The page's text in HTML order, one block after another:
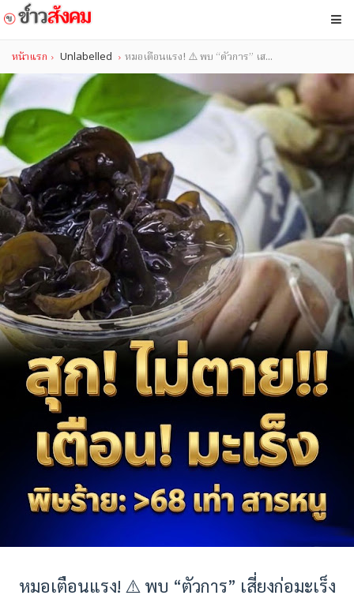
หน้าแรก Unlabelled หมอเตือนแรง! ⚠️ พบ “ตัวการ” เส...
หมอเตือนแรง! ⚠️ พบ “ตัวการ” เสี่ยงก่อมะเร็ง